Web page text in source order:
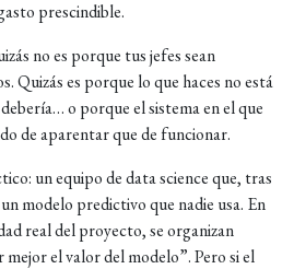
prescindible.
no es porque tus jefes sean
Quizás es porque lo que haces no está
o porque el sistema en el que
de aparentar que de funcionar.
un equipo de data science que, tras
modelo predictivo que nadie usa. En
real del proyecto, se organizan
el valor del modelo”. Pero si el